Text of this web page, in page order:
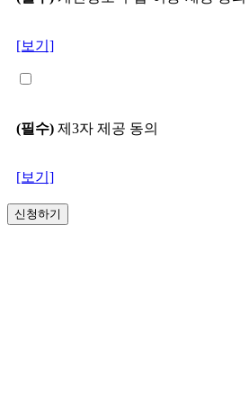
[보기]
(필수) 제3자 제공 동의
[보기]
신청하기